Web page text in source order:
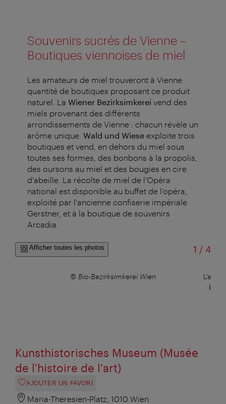
Souvenirs sucrés de Vienne –
Boutiques viennoises de miel
Les amateurs de miel trouveront à Vienne
quantité de boutiques proposant ce produit
naturel. La Wiener Bezirksimkerei vend des
miels provenant des différents
arrondissements de Vienne : chacun révèle un
arôme unique. Wald und Wiese exploite trois
boutiques et vend, en dehors du miel sous
toutes ses formes, des bonbons à la propolis,
des oursons au miel et des bougies en cire
d'abeille. La récolte de miel de l'Opéra
national est disponible au buffet de l'opéra,
exploité par l'ancienne confiserie impériale
Gerstner, et à la boutique de souvenirs
Arcadia.
Afficher toutes les photos 1 /sur
4
© Bio-Bezirksimkerei Wien
bio
Kunsthistorisches Museum (Musée
de l'histoire de l'art)
AJOUTER UN FAVORI
Maria-Theresien-Platz, 1010 Wien